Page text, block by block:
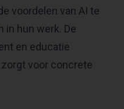
voordelen van AI te
in hun werk. De
en educatie
voor concrete